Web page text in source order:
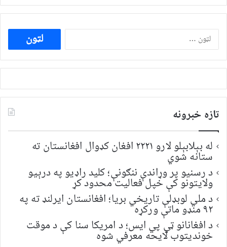
ددی
لپاره
لټون:
تازه خبرونه
له بېلابېلو لارو ۲۲۲۱ افغان کډوال افغانستان ته
ستانه شوي
د رسنیو پر وړاندې ننګونې؛ کلید راډیو په درېیو
ولایتونو کې خپل فعالیت محدود کړ
د ملي لوبډلې تاریخي بریا؛ افغانستان ایرلنډ ته په
۹۲ منډو ماتې ورکړه
د افغانانو ټي پي ایس؛ د امریکا سنا کې د موقت
خونديتوب لایحه معرفي شوه